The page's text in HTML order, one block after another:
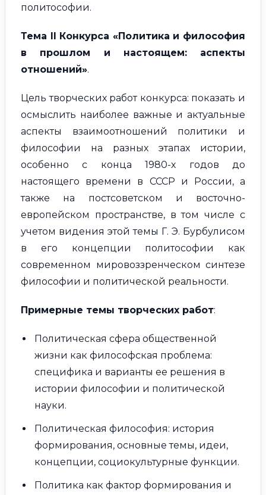
политософии.
Тема II Конкурса «Политика и философия
в прошлом и настоящем: аспекты
отношений».
Цель творческих работ конкурса: показать и
осмыслить наиболее важные и актуальные
аспекты взаимоотношений политики и
философии на разных этапах истории,
особенно с конца 1980-х годов до
настоящего времени в СССР и России, а
также на постсоветском и восточно-
европейском пространстве, в том числе с
учетом видения этой темы Г. Э. Бурбулисом
в его концепции политософии как
современном мировоззренческом синтезе
философии и политической реальности.
Примерные темы творческих работ:
Политическая сфера общественной
жизни как философская проблема:
специфика и варианты ее решения в
истории философии и политической
науки.
Политическая философия: история
формирования, основные темы, идеи,
концепции, социокультурные функции.
Политика как фактор формирования и